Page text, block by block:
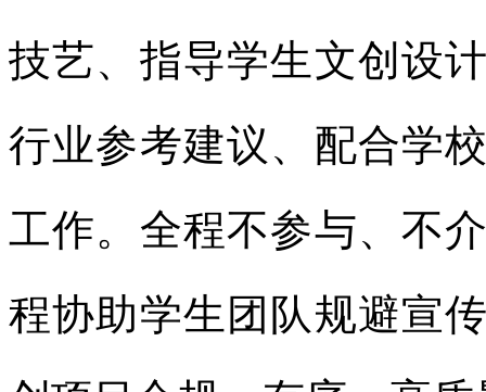
技艺、指导学生文创设
行业参考建议、配合学
工作。全程不参与、不
程协助学生团队规避宣